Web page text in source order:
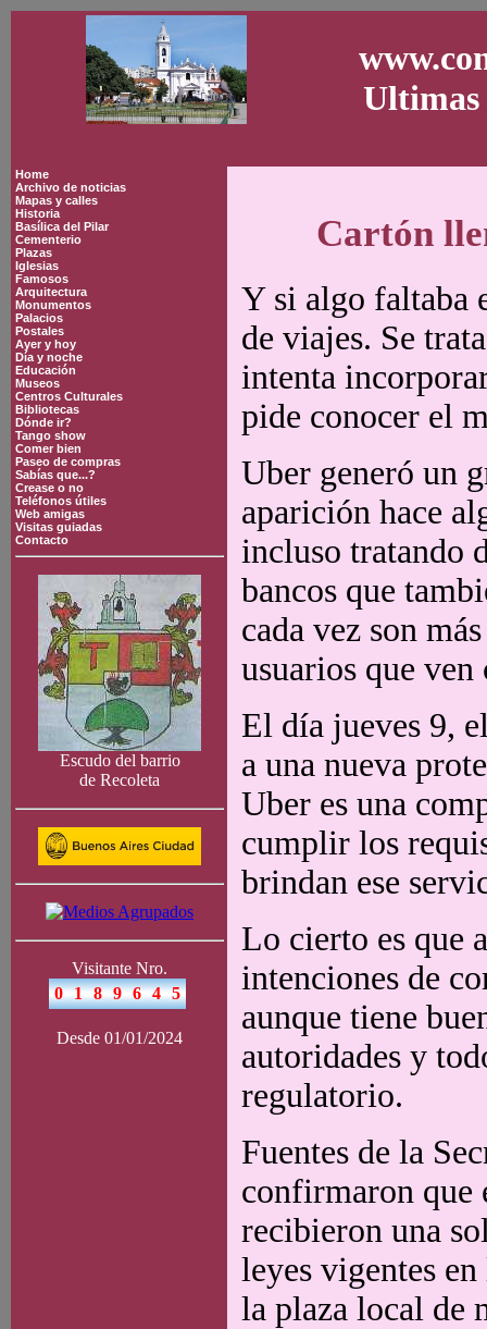
Ultimas
Home
Archivo de noticias
Mapas y calles
Historia
Basílica del Pilar
Cementerio
Plazas
Iglesias
Famosos
Arquitectura
Monumentos
Palacios
Postales
Ayer y hoy
Día y noche
Educación
Museos
Centros Culturales
Bibliotecas
Dónde ir?
Tango show
Comer bien
Paseo de compras
Sabías que...?
Crease o no
Teléfonos útiles
Web amigas
Visitas guiadas
Contacto
Escudo del barrio
de Recoleta
Visitante Nro.
Desde 01/01/2024
Cartón
Y si algo faltaba
de viajes. Se
intenta
pide conocer el
Uber generó un
aparición hace
incluso tratando
bancos que
cada vez son
usuarios que
El día jueves 9,
a una nueva
Uber es una
cumplir los
brindan ese
Lo cierto es que
intenciones de
aunque tiene
autoridades y
regulatorio.
Fuentes de la
confirmaron que
recibieron una
leyes vigentes
la plaza local de